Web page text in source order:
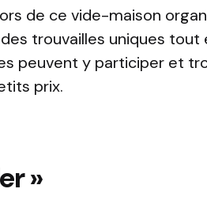
de ce vide-maison
trouvailles uniques
peuvent y participer et
prix.
»